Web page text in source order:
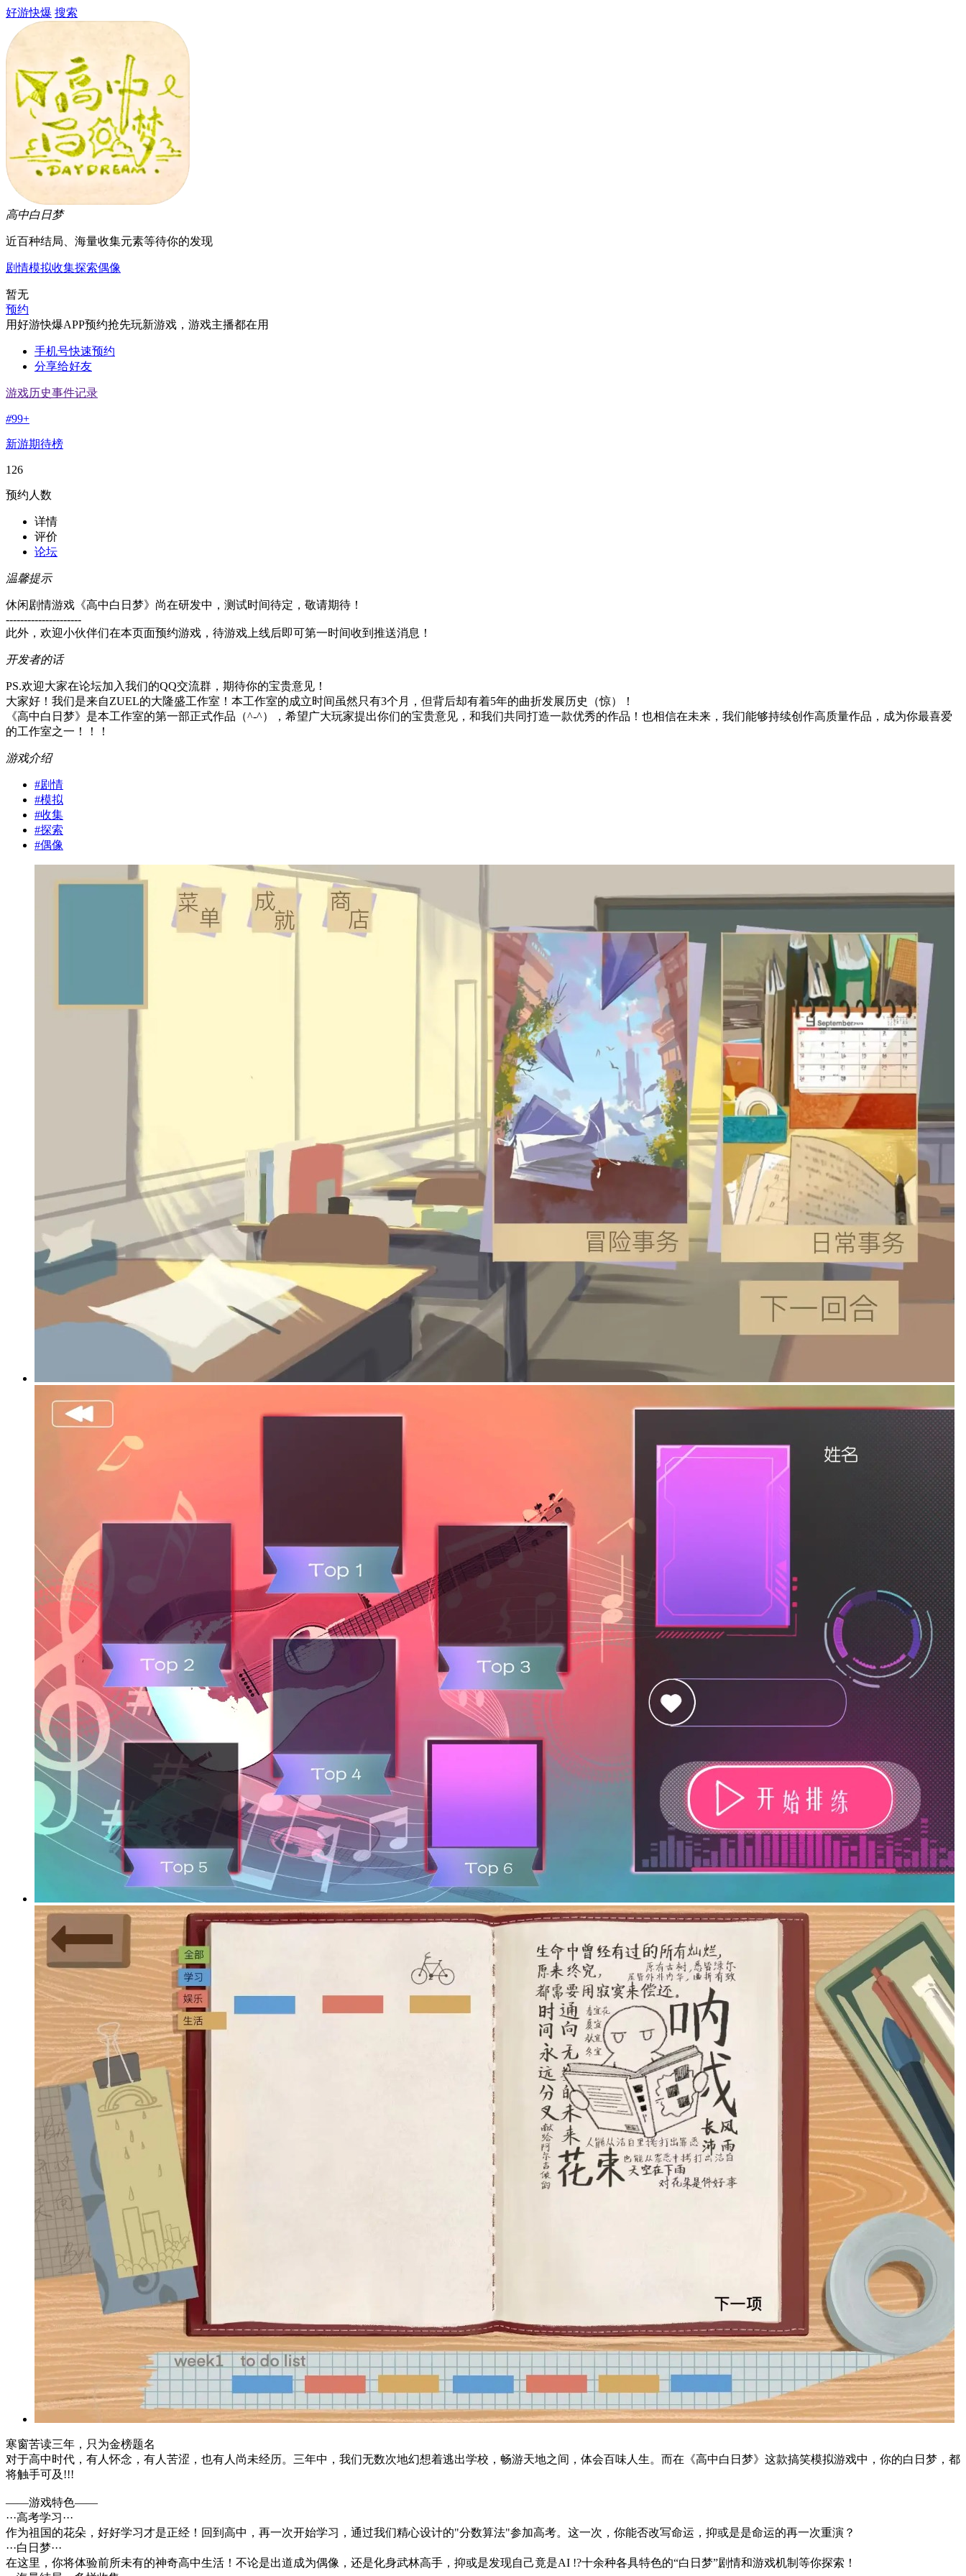
好游快爆 搜索
高中白日梦
近百种结局、海量收集元素等待你的发现
剧情模拟收集探索偶像
暂无
预约
用好游快爆APP预约抢先玩新游戏，游戏主播都在用
手机号快速预约
分享给好友
游戏历史事件记录
#99+
新游期待榜
126
预约人数
详情
评价
论坛
温馨提示
休闲剧情游戏《高中白日梦》尚在研发中，测试时间待定，敬请期待！
---------------------
此外，欢迎小伙伴们在本页面预约游戏，待游戏上线后即可第一时间收到推送消息！
开发者的话
PS.欢迎大家在论坛加入我们的QQ交流群，期待你的宝贵意见！
大家好！我们是来自ZUEL的大隆盛工作室！本工作室的成立时间虽然只有3个月，但背后却有着5年的曲折发展历史（惊）！
《高中白日梦》是本工作室的第一部正式作品（^-^），希望广大玩家提出你们的宝贵意见，和我们共同打造一款优秀的作品！也相信在未来，我们能够持续创作高质量作品，成为你最喜爱
的工作室之一！！！
游戏介绍
#剧情
#模拟
#收集
#探索
#偶像
寒窗苦读三年，只为金榜题名
对于高中时代，有人怀念，有人苦涩，也有人尚未经历。三年中，我们无数次地幻想着逃出学校，畅游天地之间，体会百味人生。而在《高中白日梦》这款搞笑模拟游戏中，你的白日梦，都
将触手可及!!!
——游戏特色——
···高考学习···
作为祖国的花朵，好好学习才是正经！回到高中，再一次开始学习，通过我们精心设计的"分数算法"参加高考。这一次，你能否改写命运，抑或是是命运的再一次重演？
···白日梦···
在这里，你将体验前所未有的神奇高中生活！不论是出道成为偶像，还是化身武林高手，抑或是发现自己竟是AI !?十余种各具特色的“白日梦”剧情和游戏机制等你探索！